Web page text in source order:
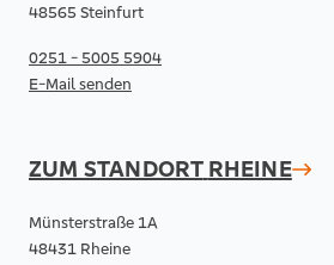
48565 Steinfurt
0251 - 5005 5904
E-Mail senden
ZUM STANDORT RHEINE
Münsterstraße 1A
48431 Rheine